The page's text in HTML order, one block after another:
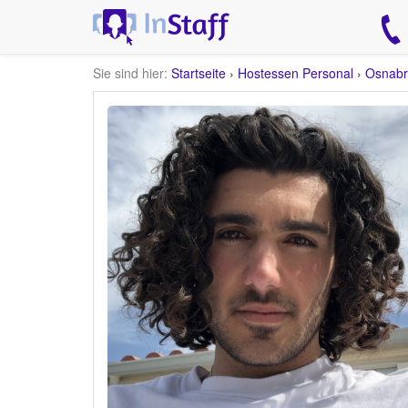
Sie sind hier: Startseite › Hostessen Personal ›